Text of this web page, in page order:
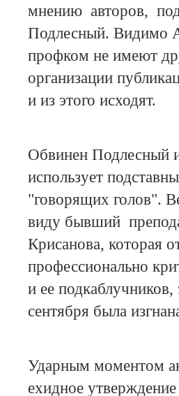
мнению авторов,
Подлесный. Видимо
профком не имеют
организации
и из этого исходят.
Обвинен Подлесный
использует
"говорящих голов".
виду бывший
Крисанова, которая
профессионально
и ее подкаблучников,
сентября была
Ударным моментом
ехидное